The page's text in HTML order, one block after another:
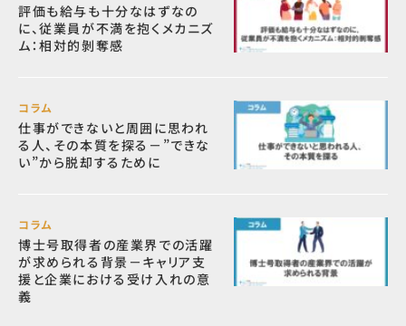
評価も給与も十分なはずなの
に、従業員が不満を抱くメカニズ
ム：相対的剝奪感
コラム
仕事ができないと周囲に思われ
る人、その本質を探る－”できな
い”から脱却するために
コラム
博士号取得者の産業界での活躍
が求められる背景－キャリア支
援と企業における受け入れの意
義